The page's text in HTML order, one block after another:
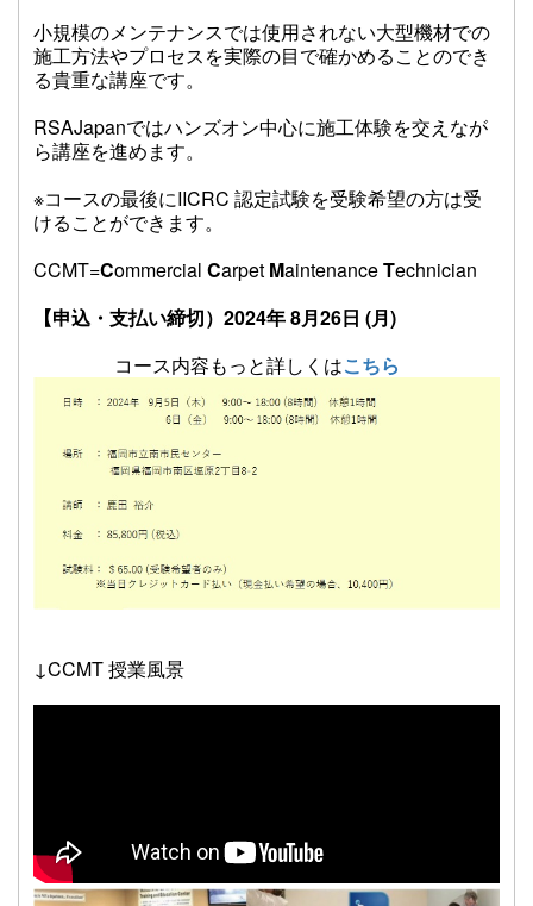
小規模のメンテナンスでは使用されない大型機材での
施工方法やプロセスを実際の目で確かめることのでき
る貴重な講座です。
RSAJapanではハンズオン中心に施工体験を交えなが
ら講座を進めます。
※コースの最後にIICRC 認定試験を受験希望の方は受
けることができます。
CCMT=Commercial Carpet MaintenanceTechnician
【申込・支払い締切）2024年 8月26日 (月)
コース内容もっと詳しくはこちら
↓CCMT 授業風景